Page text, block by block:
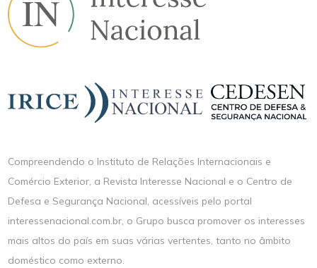
Compreendendo o Instituto de Relações Internacionais e
Comércio Exterior, a Revista Interesse Nacional e o Centro de
Defesa e Segurança Nacional, acessíveis pelo portal
interessenacional.com.br, o Grupo busca promover os interesses
mais altos do país em suas várias vertentes, tanto no âmbito
doméstico como externo.